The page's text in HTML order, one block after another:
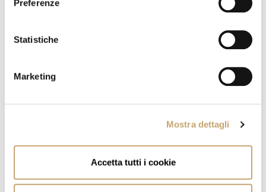
Preferenze
Statistiche
Marketing
Mostra dettagli
Accetta tutti i cookie
Durata
archiviazione
CookieC
Cookiebo Memorizza lo
stato del
dell'utente per il
dominio corrente
1 anno